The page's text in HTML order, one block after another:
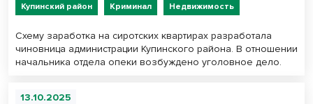
Купинский район Криминал Недвижимость
Схему заработка на сиротских квартирах разработала
чиновница администрации Купинского района. В отношении
начальника отдела опеки возбуждено уголовное дело.
13.10.2025